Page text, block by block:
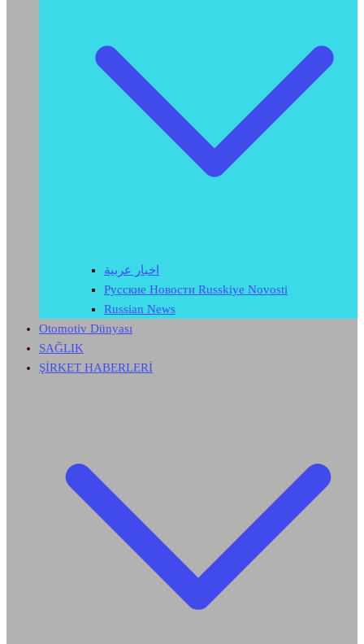
اخبار عربية
Русские Новости Russkiye Novosti
Russian News
Otomotiv Dünyası
SAĞLIK
ŞİRKET HABERLERİ